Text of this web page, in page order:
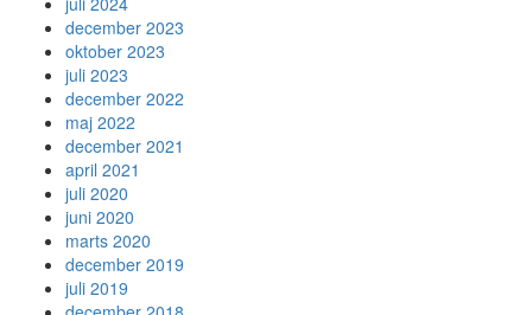
december 2023
oktober 2023
juli 2023
december 2022
maj 2022
december 2021
april 2021
juli 2020
juni 2020
marts 2020
december 2019
juli 2019